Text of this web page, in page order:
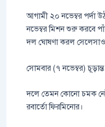
আগামী ২০ নভেম্বর পর্দা
নভেম্বর মিশন শুরু করবে
দল ঘোষণা করল
সোমবার (৭ নভেম্বর)
দলে তেমন কোনো চমক নেই।
রবার্তো ফিরমিনোর।